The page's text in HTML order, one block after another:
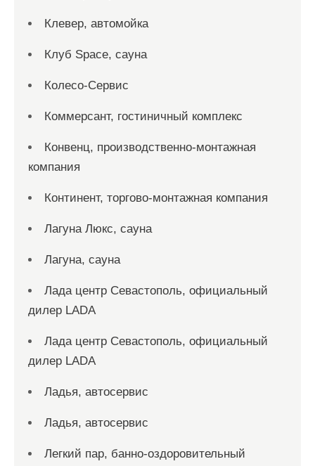
Клевер, автомойка
Клуб Space, сауна
Колесо-Сервис
Коммерсант, гостиничный комплекс
Конвенц, производственно-монтажная
компания
Континент, торгово-монтажная компания
Лагуна Люкс, сауна
Лагуна, сауна
Лада центр Севастополь, официальный
дилер LADA
Лада центр Севастополь, официальный
дилер LADA
Ладья, автосервис
Ладья, автосервис
Легкий пар, банно-оздоровительный